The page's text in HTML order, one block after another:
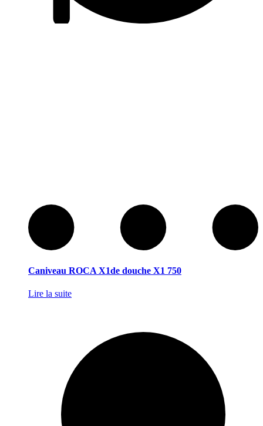
Caniveau ROCA X1de douche X1 750
Lire la suite